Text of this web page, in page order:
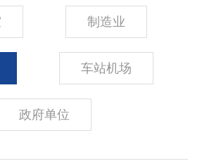
制造业
车站机场
政府单位